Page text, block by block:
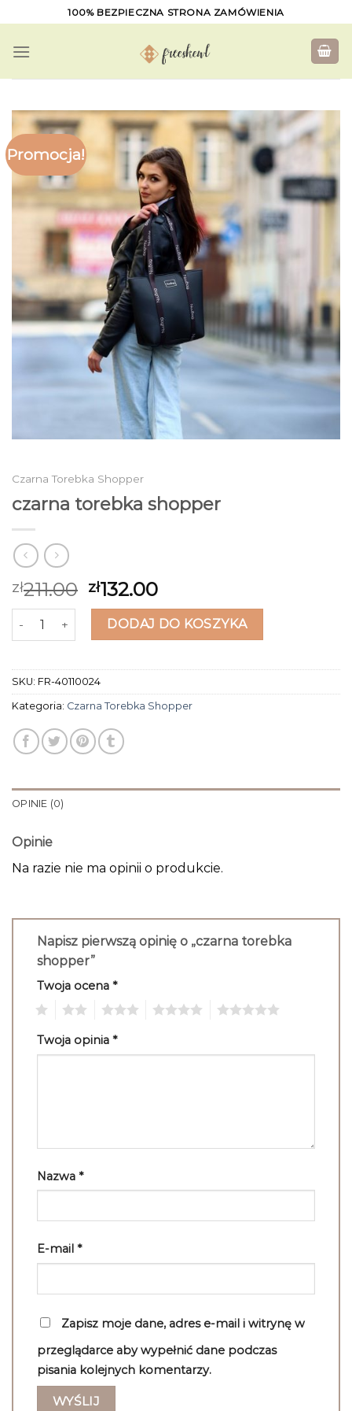
to
content
100% BEZPIECZNA STRONA ZAMÓWIENIA
Promocja!
Czarna Torebka Shopper
czarna torebka shopper
zł211.00 zł132.00
ilość czarna torebka shopperDODAJ DO KOSZYKA
SKU: FR-40110024
Kategoria: Czarna Torebka Shopper
OPINIE (0)
Opinie
Na razie nie ma opinii o produkcie.
Napisz pierwszą opinię o „czarna torebka
shopper”
Twoja ocena *
Twoja opinia *
Nazwa *
E-mail *
Zapisz moje dane, adres e-mail i witrynę w
przeglądarce aby wypełnić dane podczas
pisania kolejnych komentarzy.